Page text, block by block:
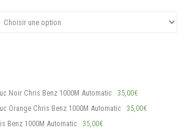
Noir Chris Benz 1000M Automatic
35,00€
Orange Chris Benz 1000M Automatic
35,00€
Benz 1000M Automatic
35,00€